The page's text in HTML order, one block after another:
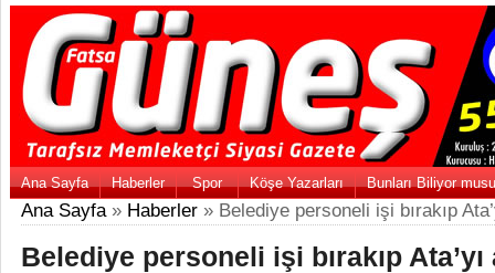
Ana Sayfa Haberler Spor Köşe Yazarları Bunları Biliyor
Ana Sayfa» Haberler » Belediye personeli işi bırakıp
Belediye personeli işi bırakıp Ata’yı